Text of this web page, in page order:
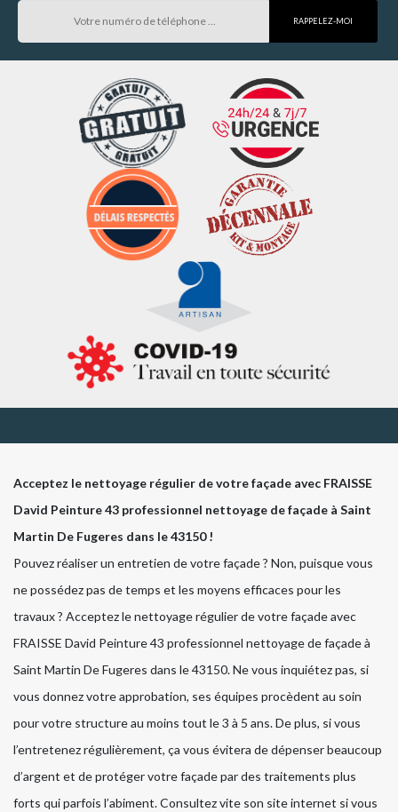
Acceptez le nettoyage régulier de votre façade avec FRAISSE
David Peinture 43 professionnel nettoyage de façade à Saint
Martin De Fugeres dans le 43150 !
Pouvez réaliser un entretien de votre façade ? Non, puisque vous
ne possédez pas de temps et les moyens efficaces pour les
travaux ? Acceptez le nettoyage régulier de votre façade avec
FRAISSE David Peinture 43 professionnel nettoyage de façade à
Saint Martin De Fugeres dans le 43150. Ne vous inquiétez pas, si
vous donnez votre approbation, ses équipes procèdent au soin
pour votre structure au moins tout le 3 à 5 ans. De plus, si vous
l’entretenez régulièrement, ça vous évitera de dépenser beaucoup
d’argent et de protéger votre façade par des traitements plus
forts qui parfois l’abiment. Consultez vite son site internet si vous